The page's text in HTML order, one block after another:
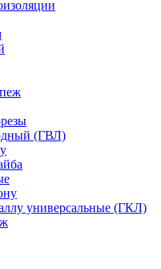
(ГВЛ)
универсальные (ГКЛ)